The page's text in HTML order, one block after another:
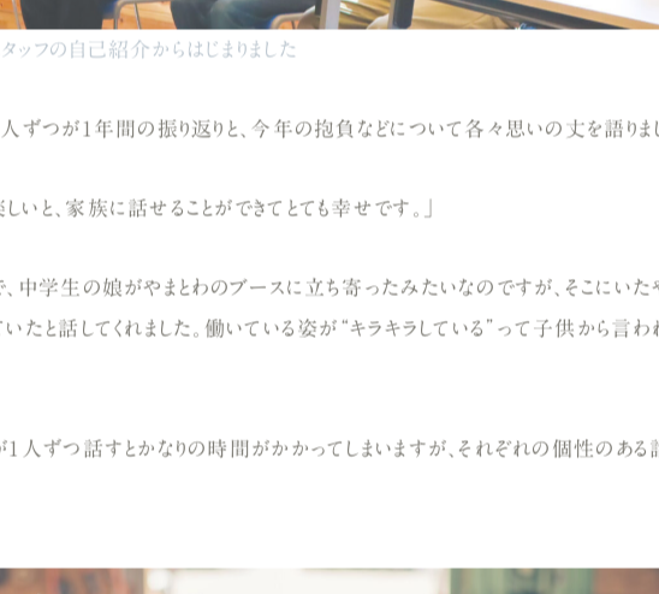
ッフの自己紹介からはじまりました
1人ずつが1年間の振り返りと、今年の抱負などについて各々思いの丈を語りまし
いと、家族に話せることができてとても幸せです。」
、中学生の娘がやまとわのブースに立ち寄ったみたいなのですが、そこにいた
ていたと話してくれました。働いている姿が“キラキラしている”って子供から言
1人ずつ話すとかなりの時間がかかってしまいますが、それぞれの個性のある